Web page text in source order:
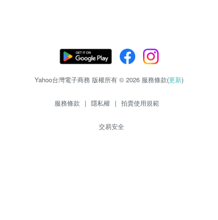
Yahoo台灣電子商務 版權所有 © 2026 服務條款(更新)
服務條款 | 隱私權 | 拍賣使用規範
交易安全